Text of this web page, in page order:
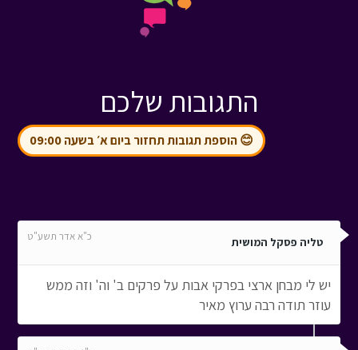
התגובות שלכם
😊 הוספת תגובות תחזור ביום א׳ בשעה 09:00
טליה פסקל המושית כ"א אדר תשע"ט
יש לי מבחן ארצי בפרקי אבות על פרקים ב' וה' וזה ממש
עוזר תודה רבה ערוץ מאיר